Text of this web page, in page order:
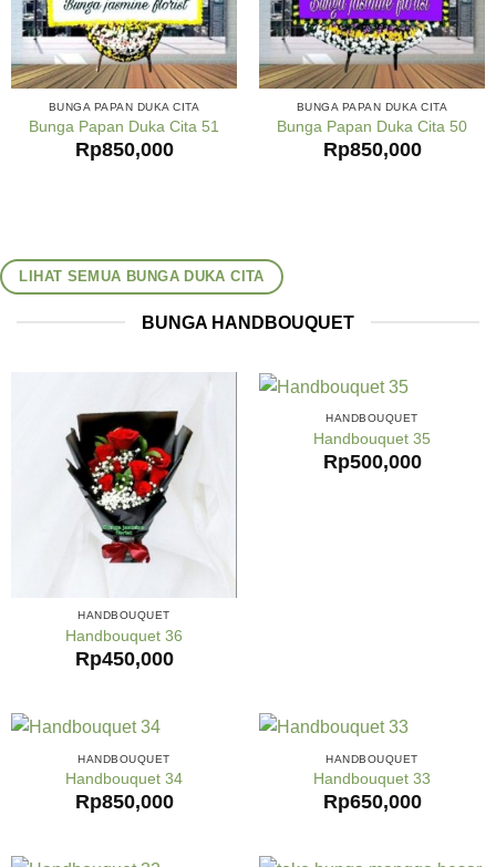
BUNGA PAPAN DUKA CITA
Bunga Papan Duka Cita 51
Rp850,000
BUNGA PAPAN DUKA CITA
Bunga Papan Duka Cita 50
Rp850,000
LIHAT SEMUA BUNGA DUKA CITA
BUNGA HANDBOUQUET
HANDBOUQUET
Handbouquet 36
Rp450,000
HANDBOUQUET
Handbouquet 35
Rp500,000
HANDBOUQUET
Handbouquet 34
Rp850,000
HANDBOUQUET
Handbouquet 33
Rp650,000